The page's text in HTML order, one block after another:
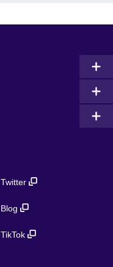
Twitter
Blog
TikTok